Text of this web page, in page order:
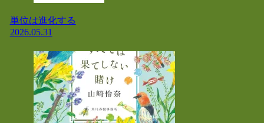
単位は進化する
2026.05.31